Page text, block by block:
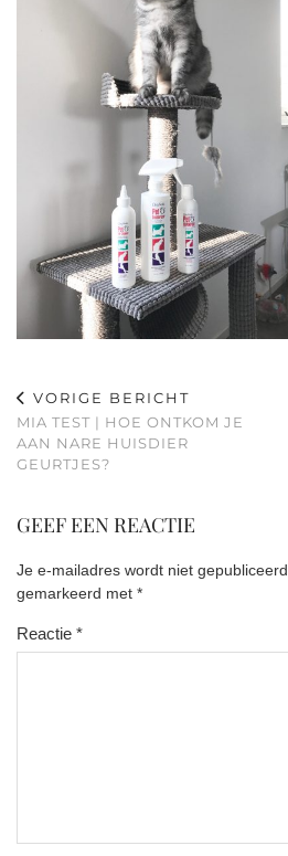
VORIGE BERICHT
MIA TEST | HOE ONTKOM JE
AAN NARE HUISDIER
GEURTJES?
GEEF EEN REACTIE
Je e-mailadres wordt niet gepubliceerd.
gemarkeerd met *
Reactie *